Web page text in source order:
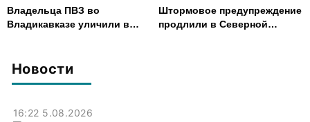
Новости
16:22 5.08.2026
Владельца ПВЗ во
Владикавказе уличили в
Штормовое предупреждение
продлили в Северной